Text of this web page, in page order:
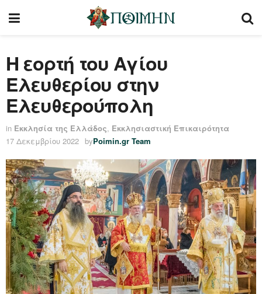
Η εορτή του Αγίου
Ελευθερίου στην
Ελευθερούπολη
in Εκκλησία της Ελλάδος, Εκκλησιαστική Επικαιρότητα
17 Δεκεμβρίου 2022 byPoimin.gr Team